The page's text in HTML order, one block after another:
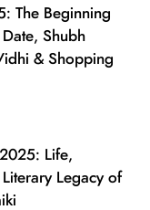
The Beginning
Shubh
& Shopping
Life,
Legacy of